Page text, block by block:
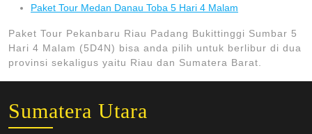
Paket Tour Medan Danau Toba 5 Hari 4 Malam
Paket Tour Pekanbaru Riau Padang Bukittinggi Sumbar 5
Hari 4 Malam (5D4N) bisa anda pilih untuk berlibur di dua
provinsi sekaligus yaitu Riau dan Sumatera Barat.
Sumatera Utara